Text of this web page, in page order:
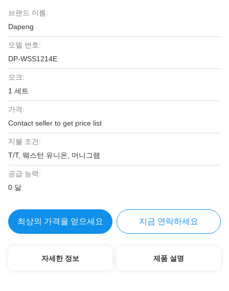
브랜드 이름:
Dapeng
모델 번호:
DP-WSS1214E
모크:
1 세트
가격:
Contact seller to get price list
지불 조건:
T/T, 웨스턴 유니온, 머니그램
공급 능력:
0 달
최상의 가격을 얻으세요 지금 연락하세요
자세한 정보 제품 설명